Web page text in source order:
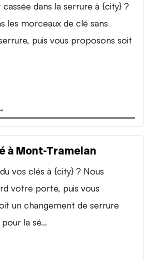
dans la serrure à {city} ?
les morceaux de clé sans
puis vous proposons soit
à Mont-Tramelan
vos clés à {city} ? Nous
votre porte, puis vous
un changement de serrure
la sé...